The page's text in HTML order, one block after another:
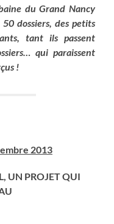
du Grand Nancy
dossiers, des petits
tant ils passent
qui paraissent
!
2013
UN PROJET QUI